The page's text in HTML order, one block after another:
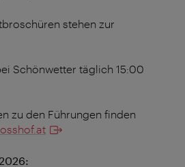
stehen zur
Schönwetter täglich 15:00
zu den Führungen finden